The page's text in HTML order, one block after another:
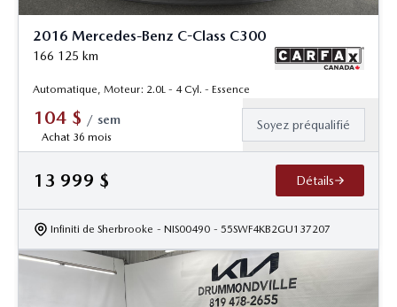
2016 Mercedes-Benz C-Class C300
166 125 km
Automatique, Moteur: 2.0L - 4 Cyl. - Essence
104 $ / sem
Achat 36 mois
Soyez préqualifié
13 999 $ Détails
Infiniti de Sherbrooke - NIS00490 - 55SWF4KB2GU137207